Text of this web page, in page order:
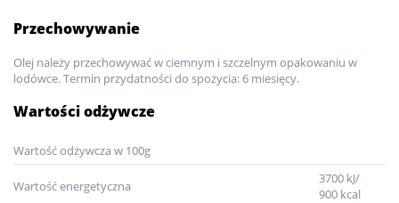
Przechowywanie
Olej należy przechowywać w ciemnym i szczelnym opakowaniu w
lodówce. Termin przydatności do spożycia: 6 miesięcy.
Wartości odżywcze
Wartość odżywcza w 100g
Wartość energetyczna
3700 kJ/
900 kcal